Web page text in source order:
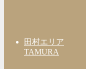
田村エリア
TAMURA